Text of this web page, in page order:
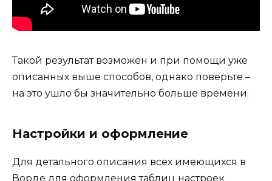
Такой результат возможен и при помощи уже
описанных выше способов, однако поверьте –
на это ушло бы значительно больше времени.
Настройки и оформление
Для детального описания всех имеющихся в
Ворде для оформления таблиц настроек